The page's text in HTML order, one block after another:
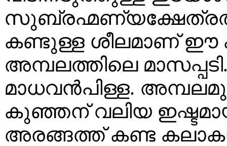
കണ്ടുള്ള ശീലമാണ് ഈ
അമ്പലത്തിലെ
മാധവൻപിള്ള.
കുഞ്ഞന് വലിയ
അരങ്ങത്ത് കണ്ട